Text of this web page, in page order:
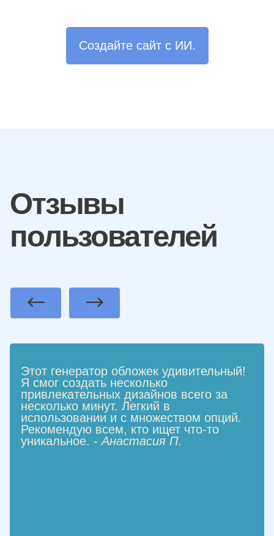
Создайте сайт с ИИ.
Отзывы
пользователей
Этот генератор обложек удивительный!
Я смог создать несколько
привлекательных дизайнов всего за
несколько минут. Легкий в
использовании и с множеством опций.
Рекомендую всем, кто ищет что-то
уникальное. - Анастасия П.
PreviousNext